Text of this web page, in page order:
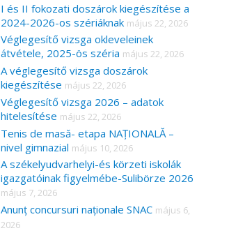
I és II fokozati doszárok kiegészítése a
2024-2026-os szériáknak május 22, 2026
Véglegesítő vizsga okleveleinek
átvétele, 2025-ös széria május 22, 2026
A véglegesítő vizsga doszárok
kiegészítése május 22, 2026
Véglegesítő vizsga 2026 – adatok
hitelesítése május 22, 2026
Tenis de masă- etapa NAȚIONALĂ –
nivel gimnazial május 10, 2026
A székelyudvarhelyi-és körzeti iskolák
igazgatóinak figyelmébe-Sulibörze 2026
május 7, 2026
Anunț concursuri naționale SNAC május 6,
2026